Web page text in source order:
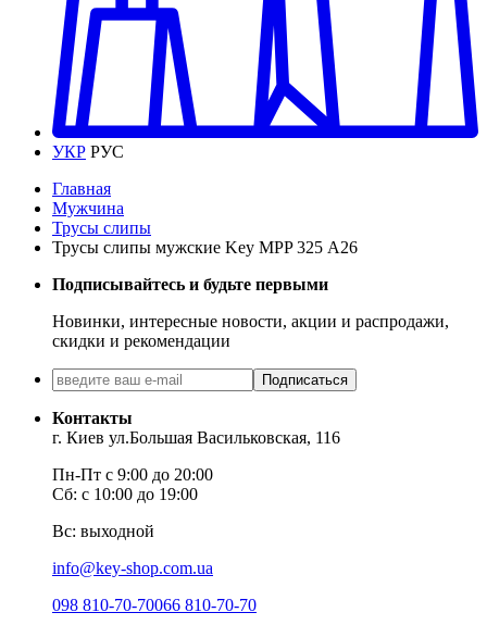
УКР РУС
Главная
Мужчина
Трусы слипы
Трусы слипы мужские Key MPP 325 А26
Подписывайтесь и будьте первыми
Новинки, интересные новости, акции и распродажи,
скидки и рекомендации
Подписаться
Контакты
г. Киев ул.Большая Васильковская, 116
Пн-Пт с 9:00 до 20:00
Сб: с 10:00 до 19:00
Вс: выходной
info@key-shop.com.ua
098 810-70-70066 810-70-70